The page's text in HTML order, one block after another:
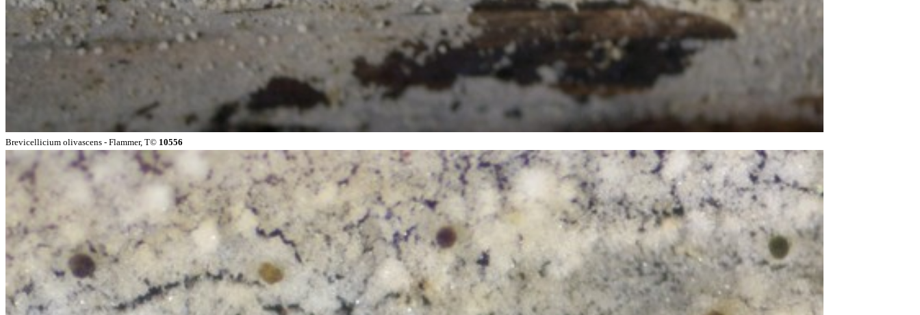
Brevicellicium olivascens - Flammer, T© 10556